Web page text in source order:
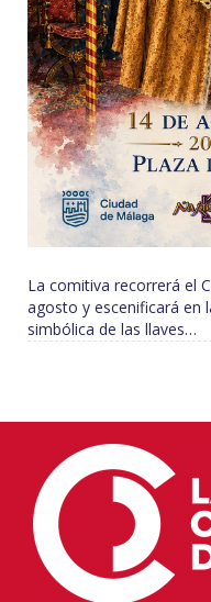
La comitiva recorrerá el
agosto y escenificará en
simbólica de las llaves…